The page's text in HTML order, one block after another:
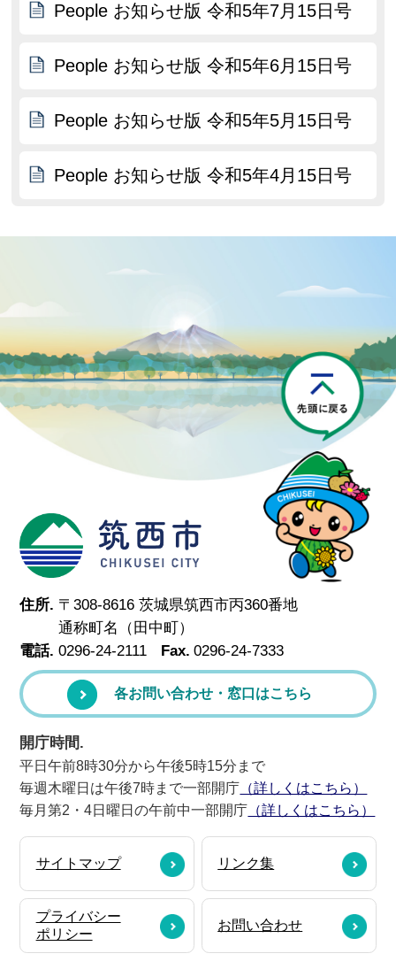
People お知らせ版 令和5年7月15日号
People お知らせ版 令和5年6月15日号
People お知らせ版 令和5年5月15日号
People お知らせ版 令和5年4月15日号
筑西市
住所. 〒308-8616 茨城県筑西市丙360番地
通称町名（田中町）
電話. 0296-24-2111 Fax. 0296-24-7333
各お問い合わせ・窓口はこちら
開庁時間.
平日午前8時30分から午後5時15分まで
毎週木曜日は午後7時まで一部開庁 （詳しくはこちら）
毎月第2・4日曜日の午前中一部開庁 （詳しくはこちら）
サイトマップ リンク集
プライバシー
ポリシー
お問い合わせ